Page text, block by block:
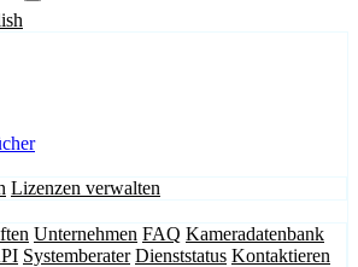
Lizenzen verwalten
Unternehmen FAQ Kameradatenbank
Systemberater Dienststatus Kontaktieren